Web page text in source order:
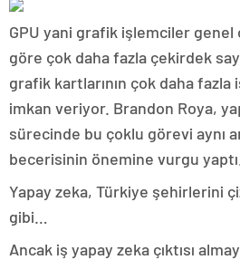
GPU yani grafik işlemciler
göre çok daha fazla çekirdek
grafik kartlarının çok daha fazla
imkan veriyor. Brandon Roya,
sürecinde bu çoklu görevi aynı
becerisinin önemine vurgu yaptı.
Yapay zeka, Türkiye şehirlerini
gibi…
Ancak iş yapay zeka çıktısı